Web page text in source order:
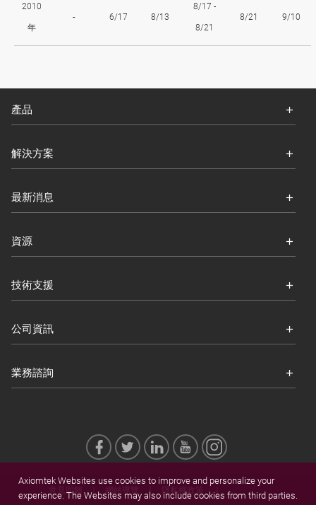
2010
年
- 6/17 8/13
8/17 -
8/21
8/21 9/10
產品
解決方案
最新消息
資源
技術支援
公司資訊
業務諮詢
意見回饋 網站導覽 隱私權政策
Axiomtek Websites use cookies to improve and personalize your
experience. The Websites may also include cookies from third parties.